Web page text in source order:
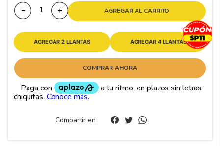
＋
－ AGREGAR AL CARRITO
AGREGAR 2 LLANTAS AGREGAR 4 LLANTAS
COMPRAR AHORA
Compartir en